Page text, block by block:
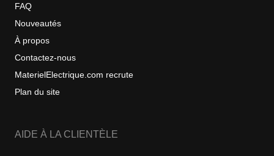
FAQ
Nouveautés
À propos
Contactez-nous
MaterielElectrique.com recrute
Plan du site
AIDE À LA CLIENTÈLE